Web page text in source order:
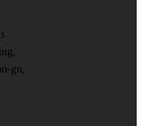
gu,